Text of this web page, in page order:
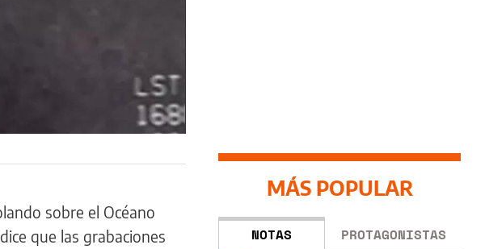
sobre el Océano
que las grabaciones
MÁS POPULAR
NOTAS PROTAGONISTAS